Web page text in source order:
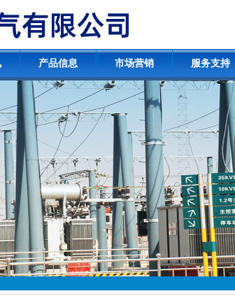
产品信息 市场营销 服务支持